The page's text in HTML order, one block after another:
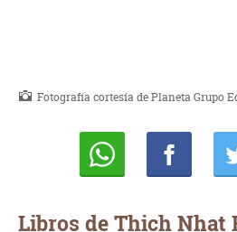
Fotografía cortesía de Planeta Grupo
Libros de Thich Nhat